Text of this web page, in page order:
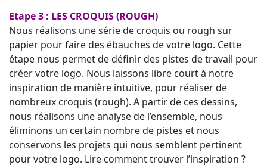
Etape 3 : LES CROQUIS (ROUGH)
Nous réalisons une série de croquis ou rough sur
papier pour faire des ébauches de votre logo. Cette
étape nous permet de définir des pistes de travail pour
créer votre logo. Nous laissons libre court à notre
inspiration de manière intuitive, pour réaliser de
nombreux croquis (rough). A partir de ces dessins,
nous réalisons une analyse de l’ensemble, nous
éliminons un certain nombre de pistes et nous
conservons les projets qui nous semblent pertinent
pour votre logo. Lire comment trouver l’inspiration ?